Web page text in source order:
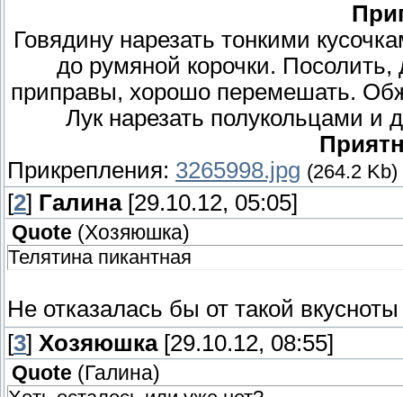
Говядину нарезать тонкими
до румяной корочки.
приправы, хорошо перемешать.
Лук нарезать полукольцами и
Прикрепления: 3265998.jpg (264.2 Kb)
[2] Галина[29.10.12, 05:05]
Quote (Хозяюшка)
Телятина пикантная
Не отказалась бы от такой
[3] Хозяюшка[29.10.12, 08:55]
Quote ( Галина)